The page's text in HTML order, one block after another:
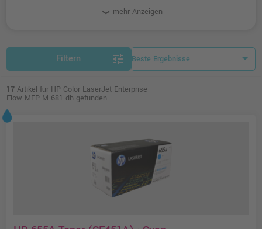
kompatibel sind. Dabei können Sie aus
unserer Hausmarke Ampertec
mehr Anzeigen
Filtern tune
17 Artikel für HP Color LaserJet Enterprise
Flow MFP M 681 dh gefunden